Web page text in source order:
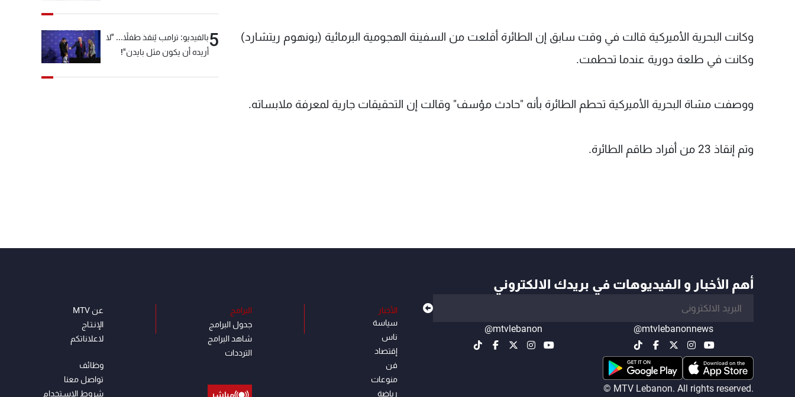
وكانت البحرية الأميركية قالت في وقت سابق إن الطائرة أقلعت من السفينة الهجومية البرمائية (بونهوم ريتشارد)
وكانت في طلعة دورية عندما تحطمت.
ووصفت مشاة البحرية الأميركية تحطم الطائرة بأنه "حادث مؤسف" وقالت إن التحقيقات جارية لمعرفة ملابساته.
وتم إنقاذ 23 من أفراد طاقم الطائرة.
5بالفيديو: ترامب يُنقذ طفلاً... "لا
أريده أن يكون مثل بايدن"!
أهم الأخبار و الفيديوهات في بريدك الالكتروني
@mtvlebanonnews
@mtvlebanon
© MTV Lebanon. All rights reserved.
الأخبار
سياسة
ناس
إقتصاد
فن
منوعات
رياضة
البرامج
جدول البرامج
شاهد البرامج
الترددات
مباشر
عن MTV
الإنـتـاج
لاعلاناتكم
وظائف
تواصل معنا
شروط الإسـتخدام